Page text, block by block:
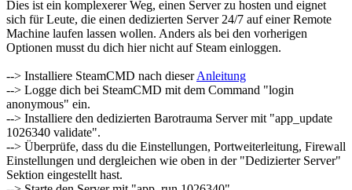
Dies ist ein komplexerer Weg, einen Server zu hosten und eignet
sich für Leute, die einen dedizierten Server 24/7 auf einer Remote
Machine laufen lassen wollen. Anders als bei den vorherigen
Optionen musst du dich hier nicht auf Steam einloggen.
--> Installiere SteamCMD nach dieserAnleitung
--> Logge dich bei SteamCMD mit dem Command "login
anonymous" ein.
--> Installiere den dedizierten Barotrauma Server mit "app_update
1026340 validate".
--> Überprüfe, dass du die Einstellungen, Portweiterleitung, Firewall
Einstellungen und dergleichen wie oben in der "Dedizierter Server"
Sektion eingestellt hast.